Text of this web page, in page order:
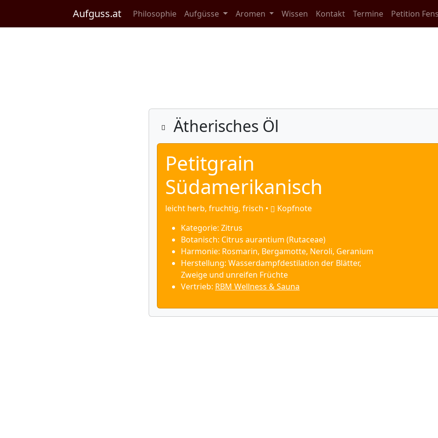
Aufguss.at Philosophie Aufgüsse Aromen Wissen Kontakt Termine Petition
Ätherisches Öl
Petitgrain
Südamerikanisch
leicht herb, fruchtig, frisch •
Kopfnote
Kategorie: Zitrus
Botanisch: Citrus aurantium (Rutaceae)
Harmonie: Rosmarin, Bergamotte, Neroli, Geranium
Herstellung: Wasserdampfdestilation der Blätter,
Zweige und unreifen Früchte
Vertrieb: RBM Wellness & Sauna